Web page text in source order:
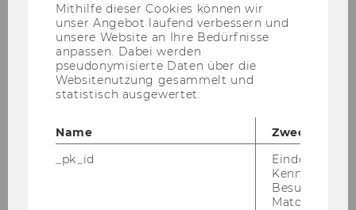
Andere Sprachen
Einstufung
Über uns
Mithilfe dieser Cookies können wir
unser Angebot laufend verbessern und
unsere Website an Ihre Bedürfnisse
anpassen. Dabei werden
pseudonymisierte Daten über die
Websitenutzung gesammelt und
statistisch ausgewertet.
Name
Zweck
_pk_id
Eindeutige
Besuchers
Matomo.